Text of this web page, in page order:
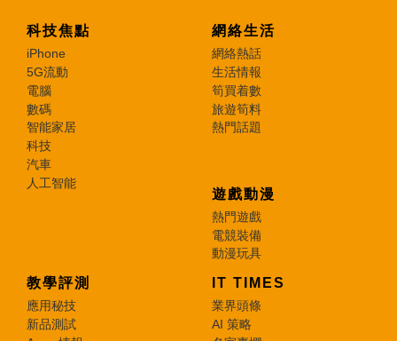
科技焦點
iPhone
5G流動
電腦
數碼
智能家居
科技
汽車
人工智能
網絡生活
網絡熱話
生活情報
筍買着數
旅遊筍料
熱門話題
遊戲動漫
熱門遊戲
電競裝備
動漫玩具
教學評測
應用秘技
新品測試
IT TIMES
業界頭條
AI 策略